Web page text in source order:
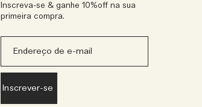
Inscreva-se & ganhe 10%off na sua
primeira compra.